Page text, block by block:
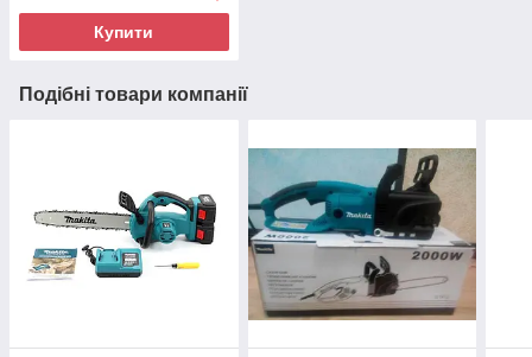
Купити
Подібні товари компанії